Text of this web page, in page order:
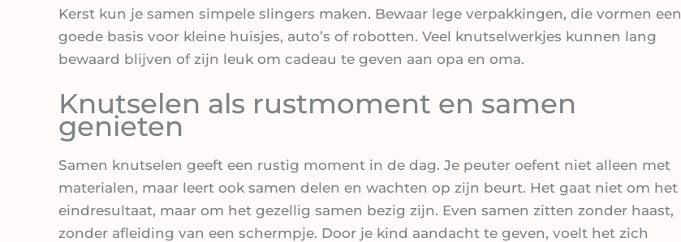
Kerst kun je samen simpele slingers maken. Bewaar lege verpakkingen, die vormen een
goede basis voor kleine huisjes, auto’s of robotten. Veel knutselwerkjes kunnen lang
bewaard blijven of zijn leuk om cadeau te geven aan opa en oma.
Knutselen als rustmoment en samen
genieten
Samen knutselen geeft een rustig moment in de dag. Je peuter oefent niet alleen met
materialen, maar leert ook samen delen en wachten op zijn beurt. Het gaat niet om het
eindresultaat, maar om het gezellig samen bezig zijn. Even samen zitten zonder haast,
zonder afleiding van een schermpje. Door je kind aandacht te geven, voelt het zich